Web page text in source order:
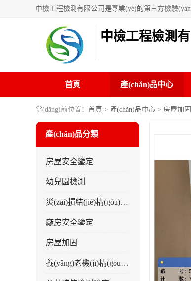
中檢工程檢測
首頁 產(chǎn)品中心
當(dāng)前位置： 首頁 > 產(chǎn)品中心 > 房屋加固
產(chǎn)品分類
房屋安全鑒定
幼兒園檢測
災(zāi)損結(jié)構(gòu)安全評估
廠房安全鑒定
房屋加固
養(yǎng)老機(jī)構(gòu)檢測